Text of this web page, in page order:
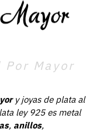
Mayor
y joyas de plata al
ley 925 es metal
, anillos,